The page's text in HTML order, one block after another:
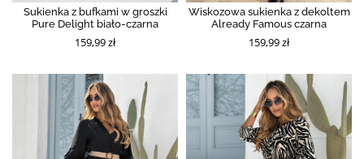
Sukienka z bufkami w groszki
Pure Delight biało-czarna
159,99 zł
Wiskozowa sukienka z dekoltem
Already Famous czarna
159,99 zł